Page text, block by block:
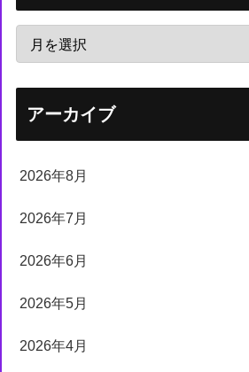
アーカイブ
2026年8月
2026年7月
2026年6月
2026年5月
2026年4月